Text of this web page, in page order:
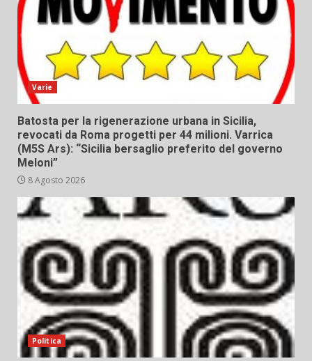
Varie
Batosta per la rigenerazione urbana in Sicilia,
revocati da Roma progetti per 44 milioni. Varrica
(M5S Ars): “Sicilia bersaglio preferito del governo
Meloni”
8 Agosto 2026
Politica